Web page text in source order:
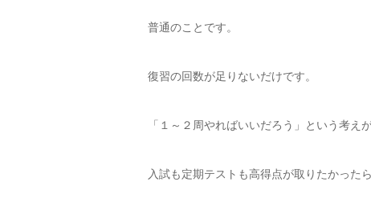
普通のことです。
復習の回数が足りないだけです。
「１～２周やればいいだろう」という考え
入試も定期テストも高得点が取りたかったら